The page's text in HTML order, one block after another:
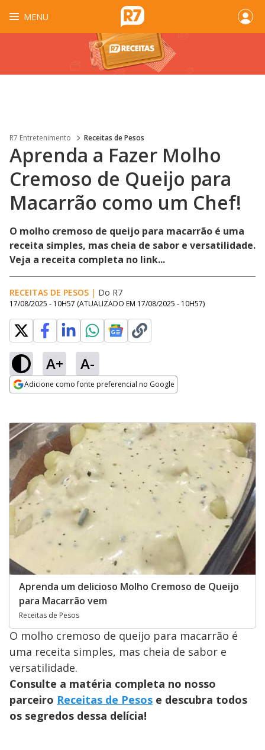
MENU
R7 Entretenimento Receitas de Pesos
Aprenda a Fazer Molho
Cremoso de Queijo para
Macarrão como um Chef!
O molho cremoso de queijo para macarrão é uma
receita simples, mas cheia de sabor e versatilidade.
Veja a receita completa no link...
RECEITAS DE PESOS | Do R7
17/08/2025 - 10H57 (ATUALIZADO EM 17/08/2025 - 10H57)
A+ A-
Adicione como fonte preferencial no Google
Aprenda um delicioso Molho Cremoso de Queijo
para Macarrão vem
Receitas de Pesos
O molho cremoso de queijo para macarrão é
uma receita simples, mas cheia de sabor e
versatilidade.
Consulte a matéria completa no nosso
parceiro Receitas de Pesos e descubra todos
os segredos dessa delícia!